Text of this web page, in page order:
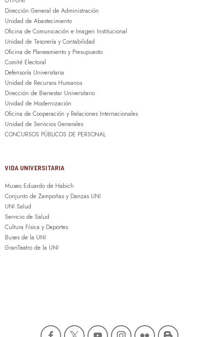
Dirección General de Administración
Unidad de Abastecimiento
Oficina de Comunicación e Imagen Institucional
Unidad de Tesorería y Contabilidad
Oficina de Planeamiento y Presupuesto
Comité Electoral
Defensoría Universitaria
Unidad de Recursos Humanos
Dirección de Bienestar Universitario
Unidad de Modernización
Oficina de Cooperación y Relaciones Internacionales
Unidad de Servicios Generales
CONCURSOS PÚBLICOS DE PERSONAL
VIDA UNIVERSITARIA
Museo Eduardo de Habich
Conjunto de Zampoñas y Danzas UNI
UNI Salud
Servicio de Salud
Cultura Física y Deportes
Buses de la UNI
GranTeatro de la UNI